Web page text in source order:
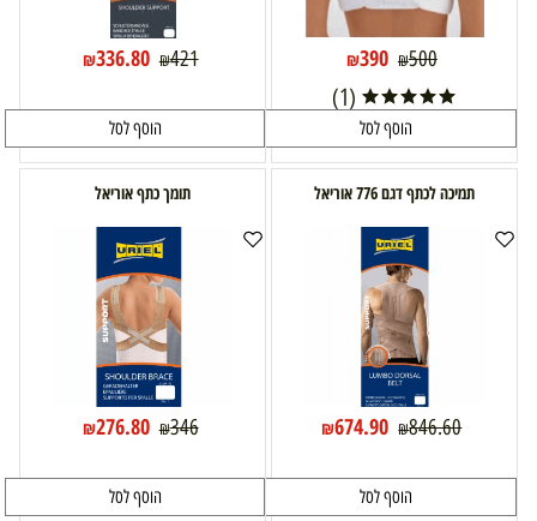
₪500
₪390
(1)
הוסף לסל
₪421
₪336.80
הוסף לסל
תמיכה לכתף דגם 776 אוריאל
₪846.60
₪674.90
הוסף לסל
תומך כתף אוריאל
₪346
₪276.80
הוסף לסל